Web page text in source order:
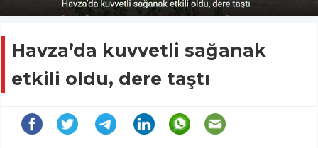
Havza’da kuvvetli sağanak
etkili oldu, dere taştı